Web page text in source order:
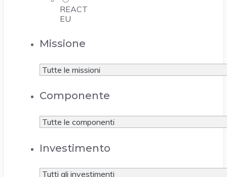
REACT
EU
Missione
Componente
Investimento